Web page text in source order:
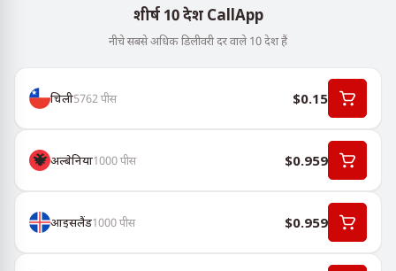
शीर्ष 10 देश CallApp
नीचे सबसे अधिक डिलीवरी दर वाले 10 देश हैं
चिली5762 पीस $0.15
अल्बेनिया1000पीस $0.959
आइसलैंड1000पीस $0.959